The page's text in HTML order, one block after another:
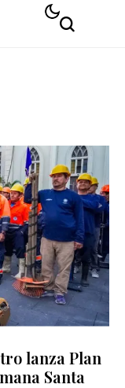
lanza Plan
Santa